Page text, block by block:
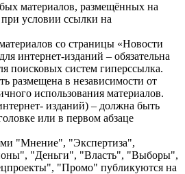
материалов, размещённых на
при условии ссылки на
со страницы «Новости
интернет-изданий – обязательна
поисковых систем гиперссылка.
размещена в независимости от
использования материалов.
изданий) – должна быть
или в первом абзаце
"Мнение", "Экспертиза",
"Деньги", "Власть", "Выборы",
"Промо" публикуются на